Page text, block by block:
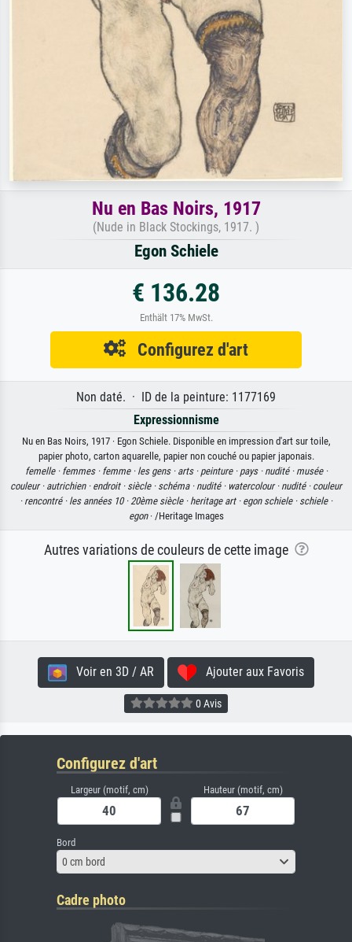
Nu en Bas Noirs, 1917
(Nude in Black Stockings, 1917. )
Egon Schiele
€ 136.28
Enthält 17% MwSt.
Configurez d'art
Non daté. · ID de la peinture: 1177169
Expressionnisme
Nu en Bas Noirs, 1917 · Egon Schiele. Disponible en impression d'art sur toile,
papier photo, carton aquarelle, papier non couché ou papier japonais.
femelle · femmes · femme · les gens · arts · peinture · pays · nudité · musée ·
couleur · autrichien · endroit · siècle · schéma · nudité · watercolour · nudité · couleur
· rencontré · les années 10 ·20ème siècle · heritage art · egon schiele · schiele ·
egon· /Heritage Images
Autres variations de couleurs de cette image
Voir en 3D / AR Ajouter aux Favoris
0 Avis
Configurez d'art
Largeur (motif, cm) Hauteur (motif, cm)
Bord
0 cm bord
Cadre photo